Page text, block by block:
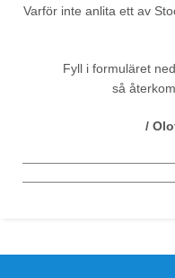
Varför inte anlita ett av
Fyll i formuläret
så
/